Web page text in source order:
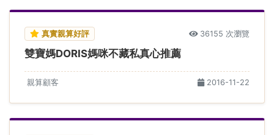
真實親算好評 36155 次瀏覽
雙寶媽DORIS媽咪不藏私真心推薦
親算顧客 2016-11-22